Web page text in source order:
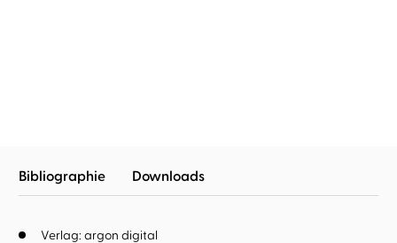
Bibliographie Downloads
Verlag: argon digital